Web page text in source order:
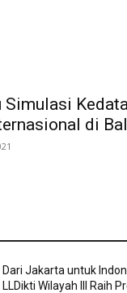
Simulasi
di
Dari Jakarta untuk
LLDikti Wilayah III Raih